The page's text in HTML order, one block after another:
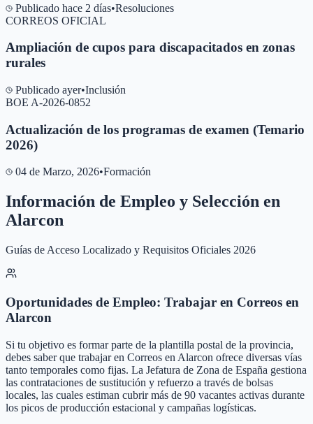
Publicado hace 2 días•Resoluciones
CORREOS OFICIAL
Ampliación de cupos para discapacitados en zonas
rurales
Publicado ayer•Inclusión
BOE A-2026-0852
Actualización de los programas de examen (Temario
2026)
04 de Marzo, 2026•Formación
Información de Empleo y Selección en
Alarcon
Guías de Acceso Localizado y Requisitos Oficiales 2026
Oportunidades de Empleo: Trabajar en Correos en
Alarcon
Si tu objetivo es formar parte de la plantilla postal de la provincia,
debes saber que trabajar en Correos en Alarcon ofrece diversas vías
tanto temporales como fijas. La Jefatura de Zona de España gestiona
las contrataciones de sustitución y refuerzo a través de bolsas
locales, las cuales estiman cubrir más de 90 vacantes activas durante
los picos de producción estacional y campañas logísticas.